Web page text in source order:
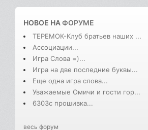
НОВОЕ НАФОРУМЕ
ТЕРЕМОК-Клуб братьев наших ...
Ассоциации...
Игра Слова =)...
Игра на две последние буквы...
Еще одна игра слова...
Уважаемые Омичи и гости гор...
6303с прошивка...
весь форум